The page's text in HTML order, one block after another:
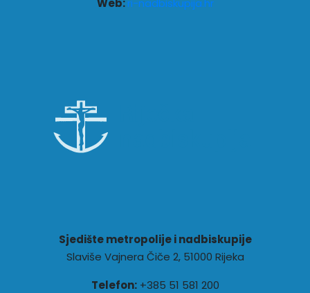
Web:ri-nadbiskupija.hr
Sjedište metropolije i nadbiskupije
Slaviše Vajnera Čiče 2, 51000 Rijeka
Telefon:+385 51 581 200